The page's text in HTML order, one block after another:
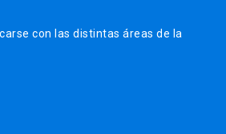
con las distintas áreas de la